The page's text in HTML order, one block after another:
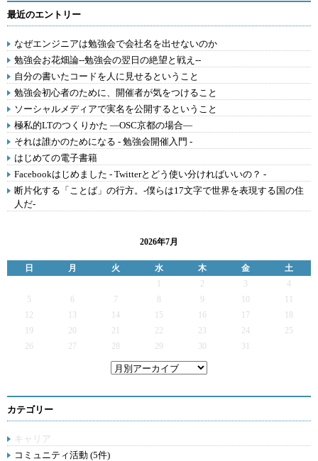
最近のエントリー
なぜエンジニアは勉強会で会社名を出せないのか
勉強会お花畑論--勉強会の翌日の絶望と戦え--
自分の書いたコードを人に見せるということ
勉強会初心者のために、開催者が気をつけること
ソーシャルメディアで実名を公開するということ
極私的LTのつくりかた ―OSC京都の場合―
それは誰かのためになる - 勉強会開催入門 -
はじめての電子書籍
Facebookはじめました - Twitterとどう使い分ければいいの？ -
断片化する「ことば」の行方。-僕らは17文字で世界を表現する国の住
人だ-
2026年7月
日 月 火 水 木 金
土
2 3
4
5
6 7 9
12
13 14 15 16 17
19
20 21 22 23 24
25
26
27 28 29 30 31
カテゴリー
キャリア
コミュニティ活動 (5件)